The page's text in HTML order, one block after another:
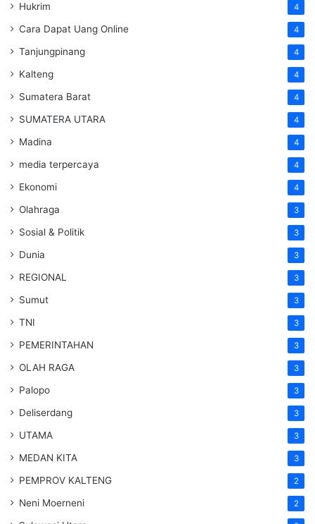
Hukrim 4
Cara Dapat Uang Online 4
Tanjungpinang 4
Kalteng 4
Sumatera Barat 4
SUMATERA UTARA 4
Madina 4
media terpercaya 4
Ekonomi 4
Olahraga 3
Sosial & Politik 3
Dunia 3
REGIONAL 3
Sumut 3
TNI 3
PEMERINTAHAN 3
OLAH RAGA 3
Palopo 3
Deliserdang 3
UTAMA 3
MEDAN KITA 3
PEMPROV KALTENG 2
Neni Moerneni 2